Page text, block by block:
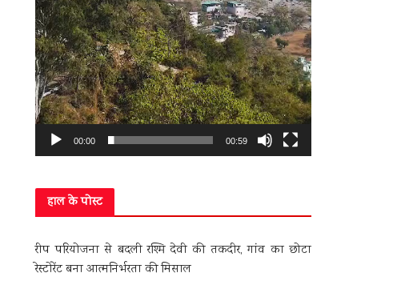
00:00 00:59
हाल के पोस्ट
रीप परियोजना से बदली रश्मि देवी की तकदीर, गांव का छोटा
रेस्टोरेंट बना आत्मनिर्भरता की मिसाल